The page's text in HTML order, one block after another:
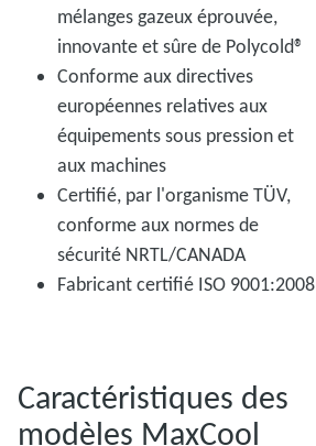
mélanges gazeux éprouvée,
innovante et sûre de Polycold®
Conforme aux directives
européennes relatives aux
équipements sous pression et
aux machines
Certifié, par l'organisme TÜV,
conforme aux normes de
sécurité NRTL/CANADA
Fabricant certifié ISO 9001:2008
Caractéristiques des
modèles MaxCool